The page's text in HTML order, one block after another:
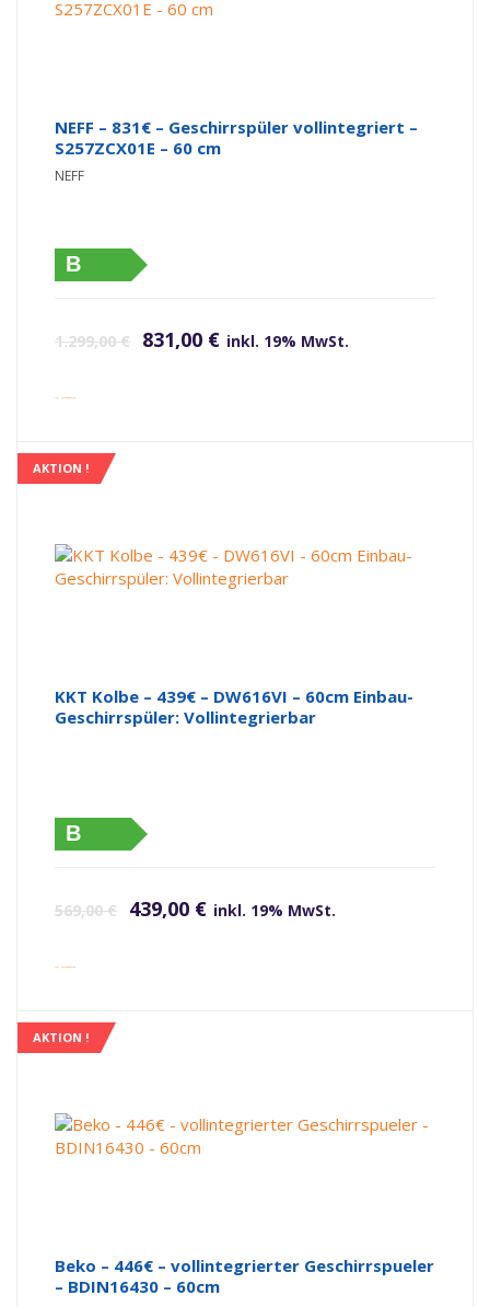
NEFF – 831€ – Geschirrspüler vollintegriert –
S257ZCX01E – 60 cm
NEFF
B
1.299,00€ 831,00 € inkl. 19% MwSt.
AKTION !
KKT Kolbe – 439€ – DW616VI – 60cm Einbau-
Geschirrspüler: Vollintegrierbar
B
569,00€ 439,00 € inkl. 19% MwSt.
inkl. Versandkosten
AKTION !
Beko – 446€ – vollintegrierter Geschirrspueler
– BDIN16430 – 60cm